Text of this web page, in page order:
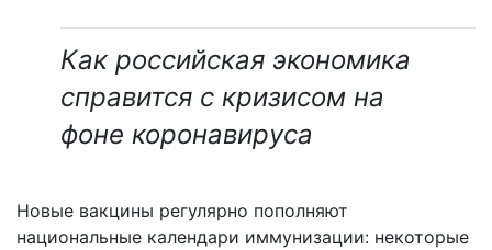
Как российская экономика
справится с кризисом на
фоне коронавируса
Новые вакцины регулярно пополняют
национальные календари иммунизации: некоторые